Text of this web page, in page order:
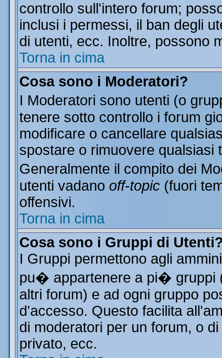
controllo sull'intero forum;
inclusi i permessi, il ban degli
di utenti, ecc. Inoltre, possono
Torna in cima
Cosa sono i Moderatori?
I Moderatori sono utenti (o
tenere sotto controllo i forum
modificare o cancellare
spostare o rimuovere qualsiasi
Generalmente il compito dei
utenti vadano off-topic (fuori
offensivi.
Torna in cima
Cosa sono i Gruppi di
I Gruppi permettono agli
pu� appartenere a pi� gruppi
altri forum) e ad ogni gruppo
d'accesso. Questo facilita
di moderatori per un forum, o
privato, ecc.